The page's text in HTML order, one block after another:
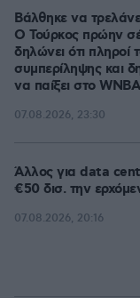
Βάλθηκε να
Ο Τούρκος πρώην
δηλώνει ότι πληροί
συμπερίληψης και
να παίξει στο WNBA
07.08.2026, 23:30
Άλλος για data
€50 δισ. την
07.08.2026, 20:16